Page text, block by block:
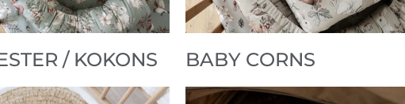
/ KOKONS BABY CORNS